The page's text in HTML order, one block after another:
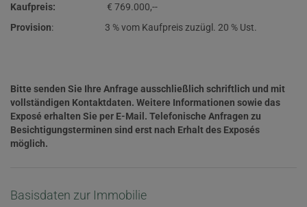
Kaufpreis: € 769.000,--
Provision: 3 % vom Kaufpreis zuzügl. 20 % Ust.
Bitte senden Sie Ihre Anfrage ausschließlich schriftlich und mit
vollständigen Kontaktdaten. Weitere Informationen sowie das
Exposé erhalten Sie per E-Mail. Telefonische Anfragen zu
Besichtigungsterminen sind erst nach Erhalt des Exposés
möglich.
Basisdaten zur Immobilie